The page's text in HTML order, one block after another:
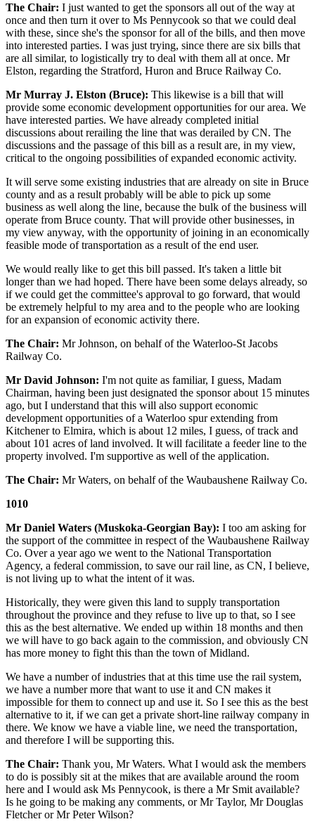
The Chair: I just wanted to get the sponsors all out of the way at
once and then turn it over to Ms Pennycook so that we could deal
with these, since she's the sponsor for all of the bills, and then move
into interested parties. I was just trying, since there are six bills that
are all similar, to logistically try to deal with them all at once. Mr
Elston, regarding the Stratford, Huron and Bruce Railway Co.
Mr Murray J. Elston (Bruce): This likewise is a bill that will
provide some economic development opportunities for our area. We
have interested parties. We have already completed initial
discussions about rerailing the line that was derailed by CN. The
discussions and the passage of this bill as a result are, in my view,
critical to the ongoing possibilities of expanded economic activity.
It will serve some existing industries that are already on site in Bruce
county and as a result probably will be able to pick up some
business as well along the line, because the bulk of the business will
operate from Bruce county. That will provide other businesses, in
my view anyway, with the opportunity of joining in an economically
feasible mode of transportation as a result of the end user.
We would really like to get this bill passed. It's taken a little bit
longer than we had hoped. There have been some delays already, so
if we could get the committee's approval to go forward, that would
be extremely helpful to my area and to the people who are looking
for an expansion of economic activity there.
The Chair: Mr Johnson, on behalf of the Waterloo-St Jacobs
Railway Co.
Mr David Johnson: I'm not quite as familiar, I guess, Madam
Chairman, having been just designated the sponsor about 15 minutes
ago, but I understand that this will also support economic
development opportunities of a Waterloo spur extending from
Kitchener to Elmira, which is about 12 miles, I guess, of track and
about 101 acres of land involved. It will facilitate a feeder line to the
property involved. I'm supportive as well of the application.
The Chair: Mr Waters, on behalf of the Waubaushene Railway Co.
1010
Mr Daniel Waters (Muskoka-Georgian Bay): I too am asking for
the support of the committee in respect of the Waubaushene Railway
Co. Over a year ago we went to the National Transportation
Agency, a federal commission, to save our rail line, as CN, I believe,
is not living up to what the intent of it was.
Historically, they were given this land to supply transportation
throughout the province and they refuse to live up to that, so I see
this as the best alternative. We ended up within 18 months and then
we will have to go back again to the commission, and obviously CN
has more money to fight this than the town of Midland.
We have a number of industries that at this time use the rail system,
we have a number more that want to use it and CN makes it
impossible for them to connect up and use it. So I see this as the best
alternative to it, if we can get a private short-line railway company in
there. We know we have a viable line, we need the transportation,
and therefore I will be supporting this.
The Chair: Thank you, Mr Waters. What I would ask the members
to do is possibly sit at the mikes that are available around the room
here and I would ask Ms Pennycook, is there a Mr Smit available?
Is he going to be making any comments, or Mr Taylor, Mr Douglas
Fletcher or Mr Peter Wilson?